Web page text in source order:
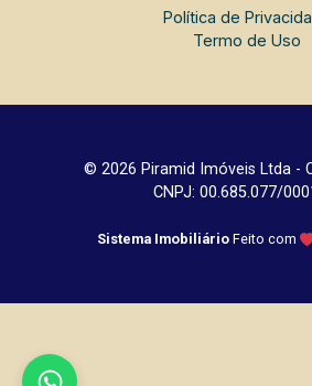
Política de
Termo de Uso
© 2026 Piramid Imóveis Ltda -
CNPJ: 00.685.077/
Sistema Imobiliário Feito com